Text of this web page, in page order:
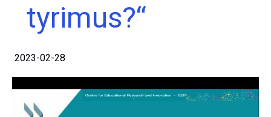
tyrimus?“
2023-02-28